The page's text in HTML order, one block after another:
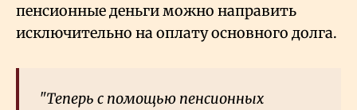
пенсионные деньги можно направить
исключительно на оплату основного долга.
"Теперь с помощью пенсионных